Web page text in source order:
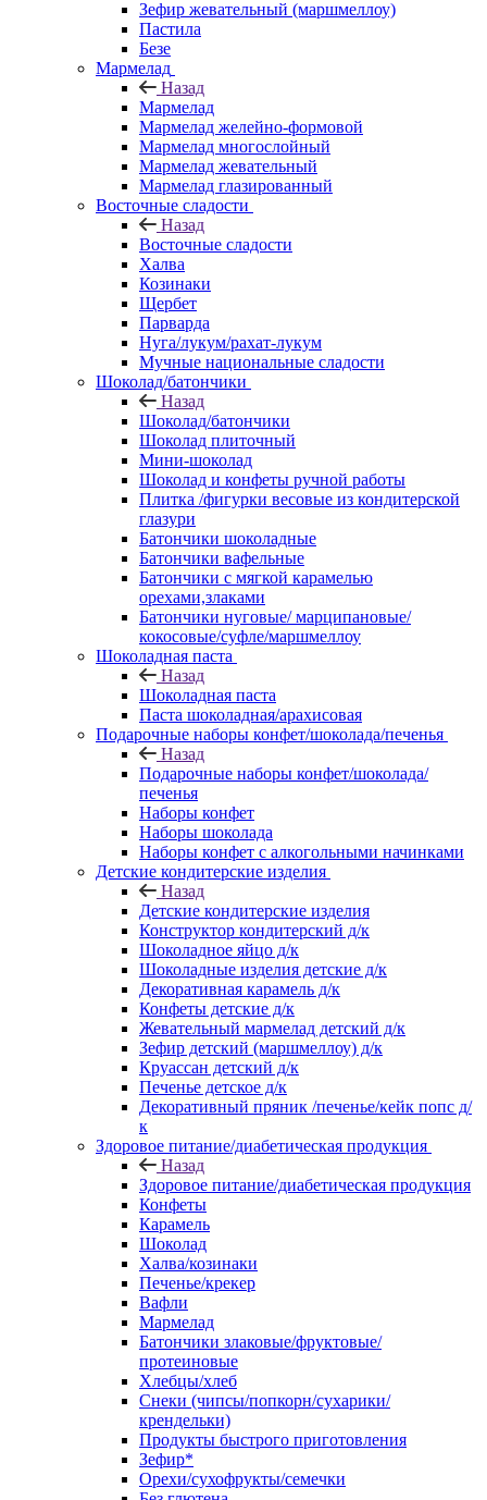
Зефир жевательный (маршмеллоу)
Пастила
Безе
Мармелад
Назад
Мармелад
Мармелад желейно-формовой
Мармелад многослойный
Мармелад жевательный
Мармелад глазированный
Восточные сладости
Назад
Восточные сладости
Халва
Козинаки
Щербет
Парварда
Нуга/лукум/рахат-лукум
Мучные национальные сладости
Шоколад/батончики
Назад
Шоколад/батончики
Шоколад плиточный
Мини-шоколад
Шоколад и конфеты ручной работы
Плитка /фигурки весовые из кондитерской
глазури
Батончики шоколадные
Батончики вафельные
Батончики с мягкой карамелью
орехами,злаками
Батончики нуговые/ марципановые/
кокосовые/суфле/маршмеллоу
Шоколадная паста
Назад
Шоколадная паста
Паста шоколадная/арахисовая
Подарочные наборы конфет/шоколада/печенья
Назад
Подарочные наборы конфет/шоколада/
печенья
Наборы конфет
Наборы шоколада
Наборы конфет с алкогольными начинками
Детские кондитерские изделия
Назад
Детские кондитерские изделия
Конструктор кондитерский д/к
Шоколадное яйцо д/к
Шоколадные изделия детские д/к
Декоративная карамель д/к
Конфеты детские д/к
Жевательный мармелад детский д/к
Зефир детский (маршмеллоу) д/к
Круассан детский д/к
Печенье детское д/к
Декоративный пряник /печенье/кейк попс д/
к
Здоровое питание/диабетическая продукция
Назад
Здоровое питание/диабетическая продукция
Конфеты
Карамель
Шоколад
Халва/козинаки
Печенье/крекер
Вафли
Мармелад
Батончики злаковые/фруктовые/
протеиновые
Хлебцы/хлеб
Снеки (чипсы/попкорн/сухарики/
крендельки)
Продукты быстрого приготовления
Зефир*
Орехи/сухофрукты/семечки